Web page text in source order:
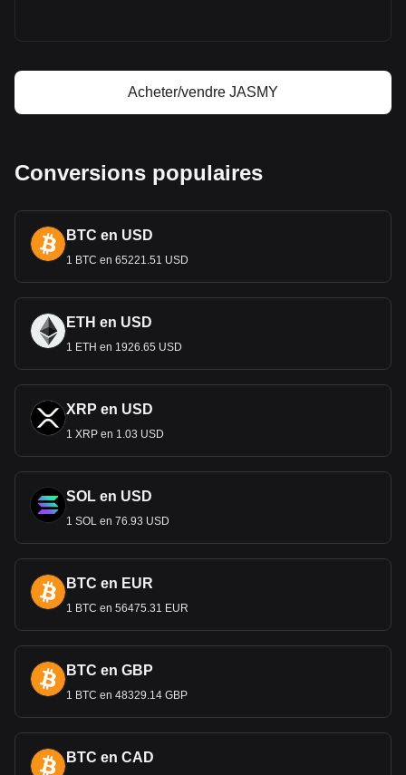
Acheter/vendre JASMY
Conversions populaires
BTC en USD
1 BTC en 65221.51 USD
ETH en USD
1 ETH en 1926.65 USD
XRP en USD
1 XRP en 1.03 USD
SOL en USD
1 SOL en 76.93 USD
BTC en EUR
1 BTC en 56475.31 EUR
BTC en GBP
1 BTC en 48329.14 GBP
BTC en CAD